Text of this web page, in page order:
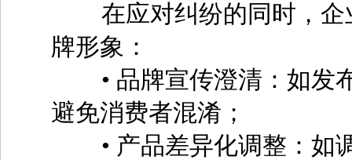
在应对纠纷的同时，企
牌形象：
• 品牌宣传澄清：如发
避免消费者混淆；
• 产品差异化调整：如